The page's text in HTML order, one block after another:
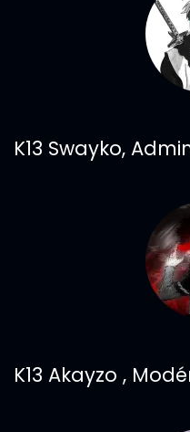
K13 Swayko,
K13 Akayzo ,